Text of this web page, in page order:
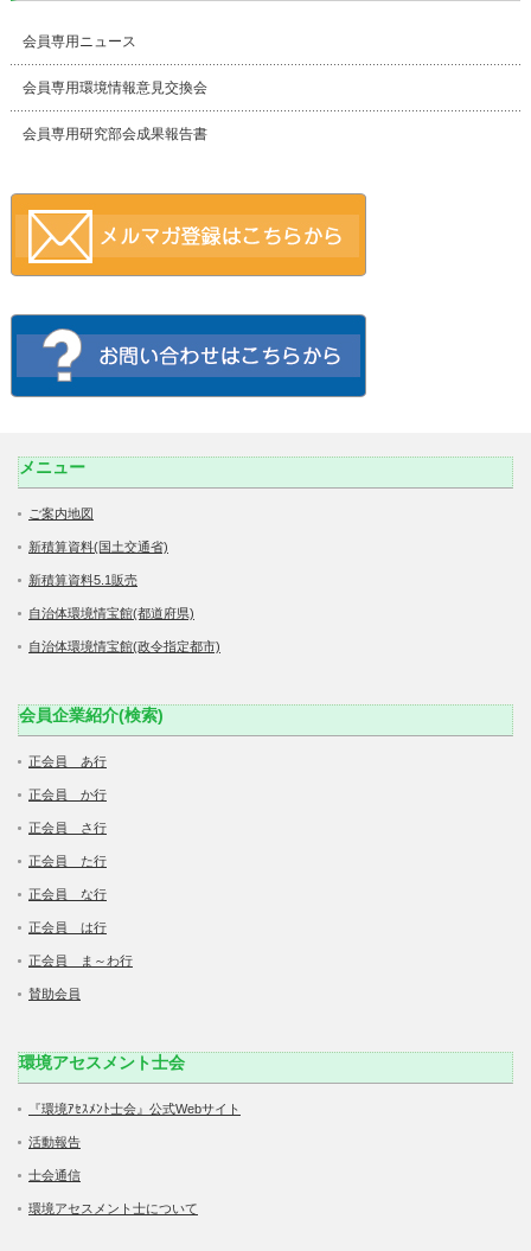
会員専用ニュース
会員専用環境情報意見交換会
会員専用研究部会成果報告書
メニュー
ご案内地図
新積算資料(国土交通省)
新積算資料5.1販売
自治体環境情宝館(都道府県)
自治体環境情宝館(政令指定都市)
会員企業紹介(検索)
正会員 あ行
正会員 か行
正会員 さ行
正会員 た行
正会員 な行
正会員 は行
正会員 ま～わ行
賛助会員
環境アセスメント士会
『環境ｱｾｽﾒﾝﾄ士会』公式Webサイト
活動報告
士会通信
環境アセスメント士について